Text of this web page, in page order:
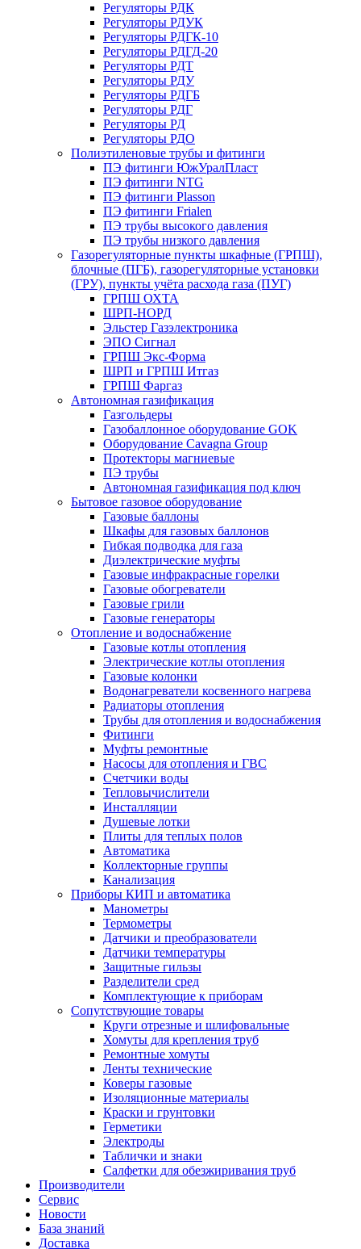
Регуляторы РДК
Регуляторы РДУК
Регуляторы РДГК-10
Регуляторы РДГД-20
Регуляторы РДТ
Регуляторы РДУ
Регуляторы РДГБ
Регуляторы РДГ
Регуляторы РД
Регуляторы РДО
Полиэтиленовые трубы и фитинги
ПЭ фитинги ЮжУралПласт
ПЭ фитинги NTG
ПЭ фитинги Plasson
ПЭ фитинги Frialen
ПЭ трубы высокого давления
ПЭ трубы низкого давления
Газорегуляторные пункты шкафные (ГРПШ),
блочные (ПГБ), газорегуляторные установки
(ГРУ), пункты учёта расхода газа (ПУГ)
ГРПШ ОХТА
ШРП-НОРД
Эльстер Газэлектроника
ЭПО Сигнал
ГРПШ Экс-Форма
ШРП и ГРПШ Итгаз
ГРПШ Фаргаз
Автономная газификация
Газгольдеры
Газобаллонное оборудование GOK
Оборудование Cavagna Group
Протекторы магниевые
ПЭ трубы
Автономная газификация под ключ
Бытовое газовое оборудование
Газовые баллоны
Шкафы для газовых баллонов
Гибкая подводка для газа
Диэлектрические муфты
Газовые инфракрасные горелки
Газовые обогреватели
Газовые грили
Газовые генераторы
Отопление и водоснабжение
Газовые котлы отопления
Электрические котлы отопления
Газовые колонки
Водонагреватели косвенного нагрева
Радиаторы отопления
Трубы для отопления и водоснабжения
Фитинги
Муфты ремонтные
Насосы для отопления и ГВС
Счетчики воды
Тепловычислители
Инсталляции
Душевые лотки
Плиты для теплых полов
Автоматика
Коллекторные группы
Канализация
Приборы КИП и автоматика
Манометры
Термометры
Датчики и преобразователи
Датчики температуры
Защитные гильзы
Разделители сред
Комплектующие к приборам
Сопутствующие товары
Круги отрезные и шлифовальные
Хомуты для крепления труб
Ремонтные хомуты
Ленты технические
Коверы газовые
Изоляционные материалы
Краски и грунтовки
Герметики
Электроды
Таблички и знаки
Салфетки для обезжиривания труб
Производители
Сервис
Новости
База знаний
Доставка